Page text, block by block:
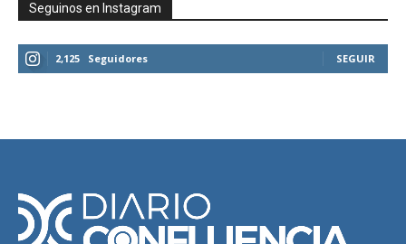
Seguinos en Instagram
2,125 Seguidores SEGUIR